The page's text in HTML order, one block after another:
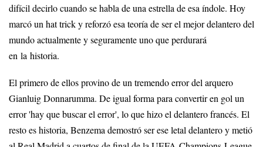
difícil decirlo cuando se habla de una estrella de esa índole. Hoy
marcó un hat trick y reforzó esa teoría de ser el mejor delantero del
mundo actualmente y seguramente uno que perdurará
en la historia.
El primero de ellos provino de un tremendo error del arquero
Gianluig Donnarumma. De igual forma para convertir en gol un
error 'hay que buscar el error', lo que hizo el delantero francés. El
resto es historia, Benzema demostró ser ese letal delantero y metió